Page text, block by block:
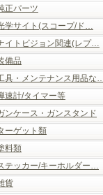
正パーツ
学サイト(スコープ/ド…
イトビジョン関連(レプ…
備品
具・メンテナンス用品な
速計/タイマー等
ンケース・ガンスタンド
ーゲット類
料類
テッカー/キーホルダー…
貨